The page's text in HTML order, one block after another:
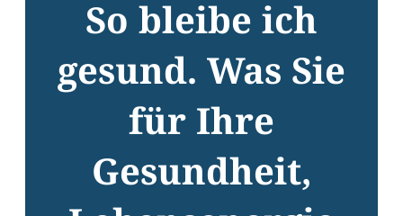
So bleibe ich
gesund. Was Sie
für Ihre
Gesundheit,